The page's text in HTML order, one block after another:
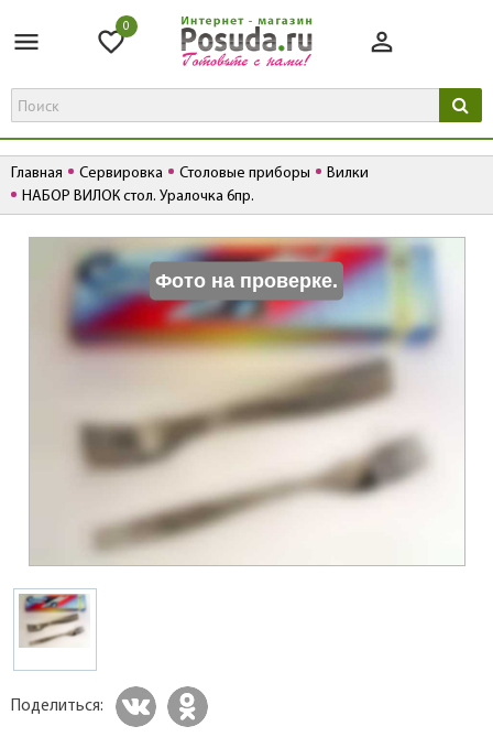
0
Главная Сервировка Столовые приборы
Вилки
НАБОР ВИЛОК стол. Уралочка 6пр.
Фото на проверке.
Поделиться: